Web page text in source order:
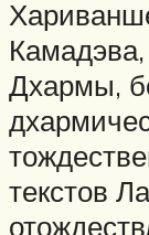
Дхармы,
текстов